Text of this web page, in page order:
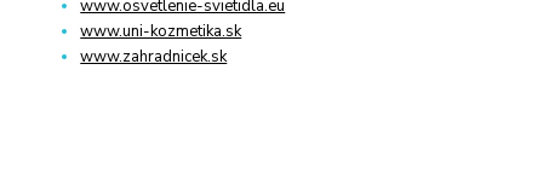
www.osvetlenie-svietidla.eu
www.uni-kozmetika.sk
www.zahradnicek.sk